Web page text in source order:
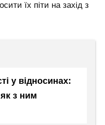
їх піти на захід з
у відносинах:
з ним